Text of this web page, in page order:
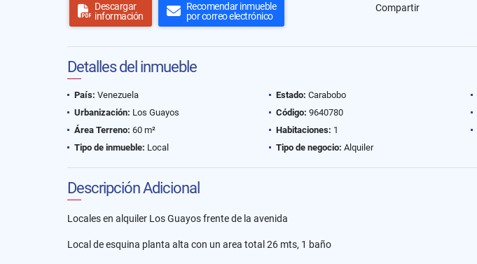
Descargar
información
Recomendar inmueble
por correo electrónico
Compartir
Detalles del inmueble
País: Venezuela Estado: Carabobo
Urbanización: Los Guayos Código: 9640780
Área Terreno: 60 m² Habitaciones: 1
Tipo de inmueble: Local Tipo de negocio: Alquiler
Descripción Adicional
Locales en alquiler Los Guayos frente de la avenida
Local de esquina planta alta con un area total 26 mts, 1 baño